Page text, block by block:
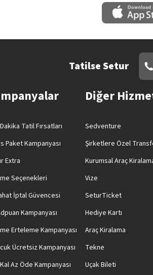
Tatilse Setur
Tatil Fırsatları
Paket Kampanyası
Extra
Seçenekleri
İptal Güvencesi
Kampanyası
Erteleme Kampanyası
Ücretsiz Kampanyası
Az Öde Kampanyası
Diğer
Sedventure
Şirketlere Özel
Kurumsal Araç
Vize
SeturTicket
Hediye Kartı
Araç Kiralama
Tekne
Uçak Bileti